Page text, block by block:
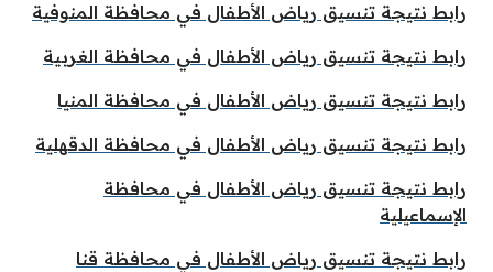
رابط نتيجة تنسيق رياض الأطفال في محافظة المنوفية
رابط نتيجة تنسيق رياض الأطفال في محافظة الغربية
رابط نتيجة تنسيق رياض الأطفال في محافظة المنيا
رابط نتيجة تنسيق رياض الأطفال في محافظة الدقهلية
رابط نتيجة تنسيق رياض الأطفال في محافظة
الإسماعيلية
رابط نتيجة تنسيق رياض الأطفال في محافظة قنا